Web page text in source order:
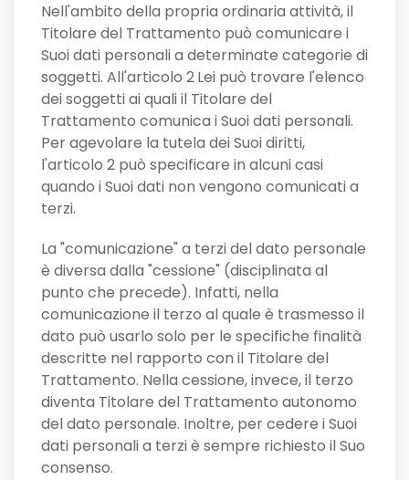
Nell'ambito della propria ordinaria attività, il
Titolare del Trattamento può comunicare i
Suoi dati personali a determinate categorie di
soggetti. All'articolo 2Lei può trovare l'elenco
dei soggetti ai quali il Titolare del
Trattamento comunica i Suoi dati personali.
Per agevolare la tutela dei Suoi diritti,
l'articolo 2 può specificare in alcuni casi
quando i Suoi dati non vengono comunicati a
terzi.
La "comunicazione" a terzi del dato personale
è diversa dalla "cessione" (disciplinata al
punto che precede). Infatti, nella
comunicazione il terzo al quale è trasmesso il
dato può usarlo solo per le specifiche finalità
descritte nel rapporto con il Titolare del
Trattamento. Nella cessione, invece, il terzo
diventa Titolare del Trattamento autonomo
del dato personale. Inoltre, per cedere i Suoi
dati personali a terzi è sempre richiesto il Suo
consenso.